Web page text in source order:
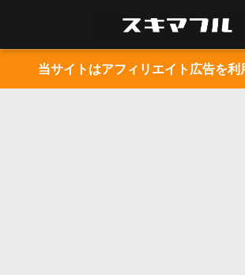
当サイトはアフィリエイト広告を利